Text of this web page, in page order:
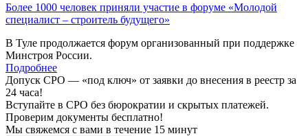
Более 1000 человек приняли участие в форуме «Молодой
специалист – строитель будущего»
В Туле продолжается форум организованный при поддержке
Минстроя России.
Подробнее
Допуск СРО — «под ключ» от заявки до внесения в реестр за
24 часа!
Вступайте в СРО без бюрократии и скрытых платежей.
Проверим документы бесплатно!
Мы свяжемся с вами в течение 15 минут